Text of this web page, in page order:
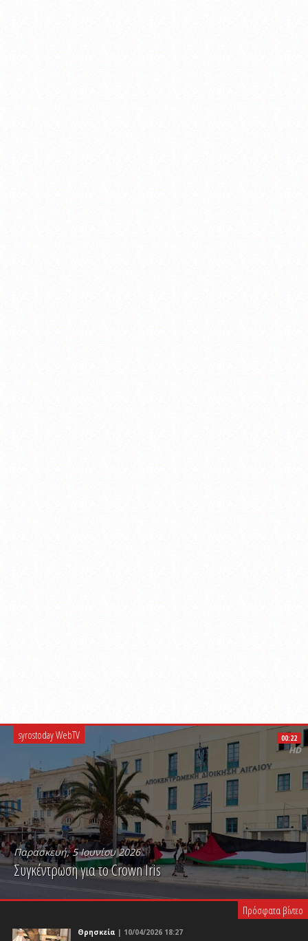
syrostoday WebTV
Παρασκευή, 5 Ιουνίου 2026
Συγκέντρωση για το Crown Iris
PLAY VIDEO
00:22
HD
Πρόσφατα βίντεο
Θρησκεία | 10/04/2026 18:27